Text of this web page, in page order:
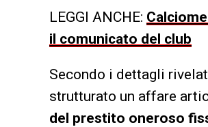
LEGGI ANCHE:
il comunicato del club
Secondo i dettagli
strutturato un affare
del prestito oneroso